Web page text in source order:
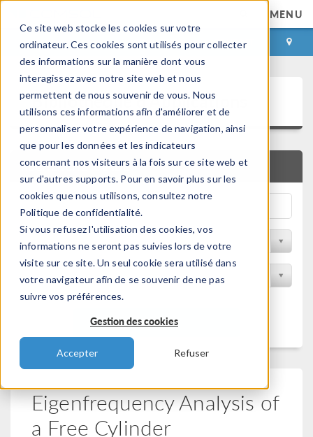
Ce site web stocke les cookies sur votre
ordinateur. Ces cookies sont utilisés pour collecter
des informations sur la manière dont vous
interagissez avec notre site web et nous
permettent de nous souvenir de vous. Nous
utilisons ces informations afin d'améliorer et de
personnaliser votre expérience de navigation, ainsi
que pour les données et les indicateurs
concernant nos visiteurs à la fois sur ce site web et
sur d'autres supports. Pour en savoir plus sur les
cookies que nous utilisons, consultez notre
Politique de confidentialité.
Si vous refusez l'utilisation des cookies, vos
informations ne seront pas suivies lors de votre
visite sur ce site. Un seul cookie sera utilisé dans
votre navigateur afin de se souvenir de ne pas
suivre vos préférences.
Gestion des cookies
Accepter Refuser
MENU
CONNEXION CONTACT
Bibliothèque d'Applications
RECHERCHE RAPIDE
Trier par Discipline
Filtrer par produit
Filtrer
Eigenfrequency Analysis of
a Free Cylinder